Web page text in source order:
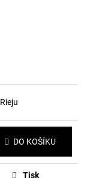
Rieju
DO KOŠÍKU
Tisk